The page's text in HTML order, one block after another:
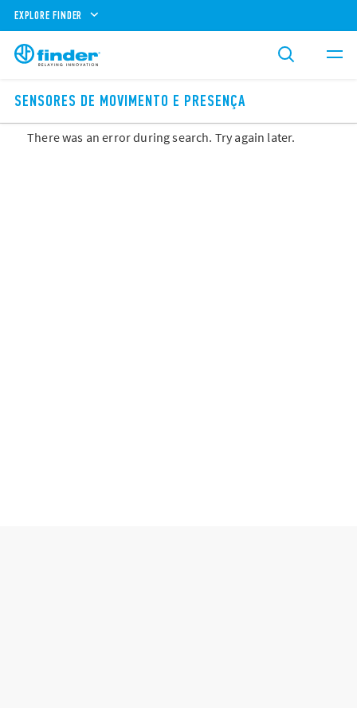
EXPLORE FINDER
SENSORES DE MOVIMENTO E PRESENÇA
There was an error during search. Try again later.